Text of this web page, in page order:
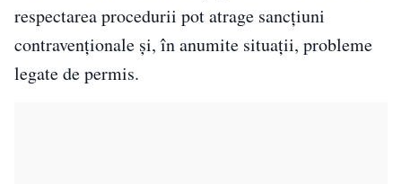
respectarea procedurii pot atrage sancțiuni
contravenționale și, în anumite situații, probleme
legate de permis.